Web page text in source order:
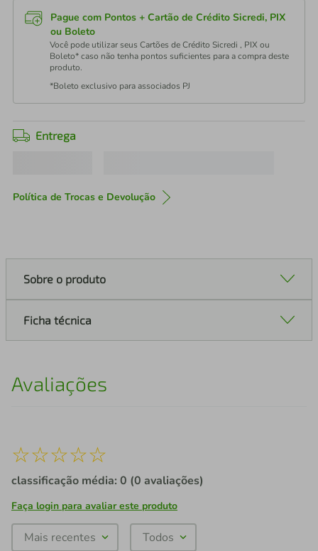
Pague com Pontos + Cartão de Crédito Sicredi, PIX
ou Boleto
Você pode utilizar seus Cartões de Crédito Sicredi , PIX ou
Boleto* caso não tenha pontos suficientes para a compra deste
produto.
*Boleto exclusivo para associados PJ
Entrega
Política de Trocas e Devolução
Sobre o produto
Ficha técnica
Avaliações
☆☆☆☆☆
classificação média: 0 (0 avaliações)
Faça login para avaliar este produto
Mais recentes Todos